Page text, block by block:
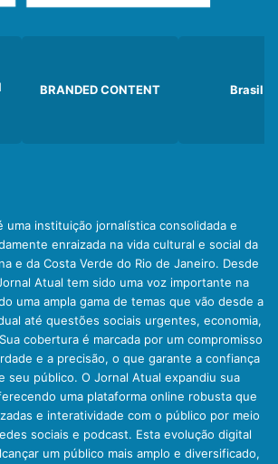
BRANDED CONTENT Brasil
uma instituição jornalística consolidada e
enraizada na vida cultural e social da
e da Costa Verde do Rio de Janeiro. Desde
Atual tem sido uma voz importante na
uma ampla gama de temas que vão desde a
até questões sociais urgentes, economia,
cobertura é marcada por um compromisso
e a precisão, o que garante a confiança
seu público. O Jornal Atual expandiu sua
uma plataforma online robusta que
e interatividade com o público por meio
sociais e podcast. Esta evolução digital
um público mais amplo e diversificado,